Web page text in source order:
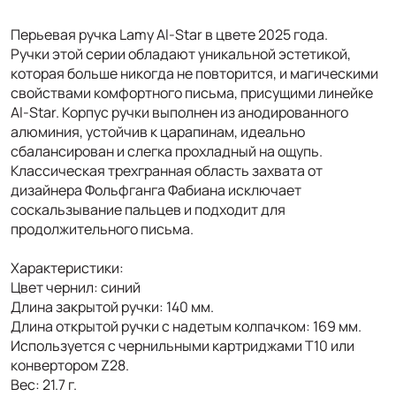
Перьевая ручка Lamy Al-Star в цвете 2025 года.
Ручки этой серии обладают уникальной эстетикой,
которая больше никогда не повторится, и магическими
свойствами комфортного письма, присущими линейке
Al-Star. Корпус ручки выполнен из анодированного
алюминия, устойчив к царапинам, идеально
сбалансирован и слегка прохладный на ощупь.
Классическая трехгранная область захвата от
дизайнера Фольфганга Фабиана исключает
соскальзывание пальцев и подходит для
продолжительного письма.
Характеристики:
Цвет чернил: синий
Длина закрытой ручки: 140 мм.
Длина открытой ручки с надетым колпачком: 169 мм.
Используется с чернильными картриджами Т10 или
конвертором Z28.
Вес: 21.7 г.